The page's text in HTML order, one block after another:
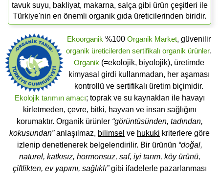
tavuk suyu, bakliyat, makarna, salça gibi ürün çeşitleri ile
Türkiye'nin en önemli organik gıda üreticilerinden biridir.
Ekoorganik %100 Organik Market, güvenilir
organik üreticilerden sertifikalı organik ürünler.
Organik (=ekolojik, biyolojik), üretimde
kimyasal girdi kullanmadan, her aşaması
kontrollü ve sertifikalı üretim biçimidir.
Ekolojik tarımın amacı; toprak ve su kaynakları ile havayı
kirletmeden, çevre, bitki, hayvan ve insan sağlığını
korumaktır. Organik ürünler “görüntüsünden, tadından,
kokusundan”anlaşılmaz, bilimsel ve hukuki kriterlere göre
izlenip denetlenerek belgelendirilir. Bir ürünün “doğal,
naturel, katkısız, hormonsuz, saf, iyi tarım, köy ürünü,
çiftlikten, ev yapımı, sağlıklı”gibi ifadelerle pazarlanması